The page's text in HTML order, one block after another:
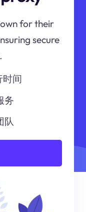
for their
secure
时间
务
队